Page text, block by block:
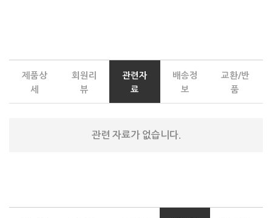
제품상
세
회원리
뷰
관련자
료
배송정
보
교환/반
품
관련 자료가 없습니다.